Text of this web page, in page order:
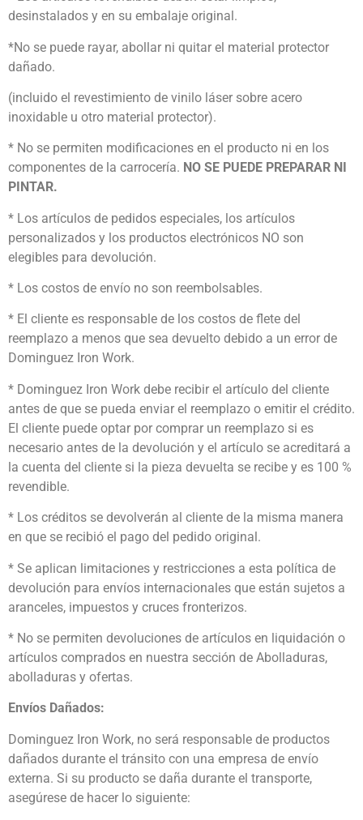
desinstalados y en su embalaje original.
*No se puede rayar, abollar ni quitar el material protector
dañado.
(incluido el revestimiento de vinilo láser sobre acero
inoxidable u otro material protector).
* No se permiten modificaciones en el producto ni en los
componentes de la carrocería. NO SE PUEDE PREPARAR NI
PINTAR.
* Los artículos de pedidos especiales, los artículos
personalizados y los productos electrónicos NO son
elegibles para devolución.
* Los costos de envío no son reembolsables.
* El cliente es responsable de los costos de flete del
reemplazo a menos que sea devuelto debido a un error de
Dominguez Iron Work.
* Dominguez Iron Work debe recibir el artículo del cliente
antes de que se pueda enviar el reemplazo o emitir el crédito.
El cliente puede optar por comprar un reemplazo si es
necesario antes de la devolución y el artículo se acreditará a
la cuenta del cliente si la pieza devuelta se recibe y es 100 %
revendible.
* Los créditos se devolverán al cliente de la misma manera
en que se recibió el pago del pedido original.
* Se aplican limitaciones y restricciones a esta política de
devolución para envíos internacionales que están sujetos a
aranceles, impuestos y cruces fronterizos.
* No se permiten devoluciones de artículos en liquidación o
artículos comprados en nuestra sección de Abolladuras,
abolladuras y ofertas.
Envíos Dañados:
Dominguez Iron Work, no será responsable de productos
dañados durante el tránsito con una empresa de envío
externa. Si su producto se daña durante el transporte,
asegúrese de hacer lo siguiente: